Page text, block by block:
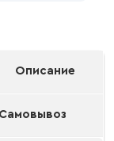
Описание
Самовывоз